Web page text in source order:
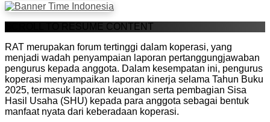
SCROLL TO RESUME CONTENT
RAT merupakan forum tertinggi dalam koperasi, yang
menjadi wadah penyampaian laporan pertanggungjawaban
pengurus kepada anggota. Dalam kesempatan ini, pengurus
koperasi menyampaikan laporan kinerja selama Tahun Buku
2025, termasuk laporan keuangan serta pembagian Sisa
Hasil Usaha (SHU) kepada para anggota sebagai bentuk
manfaat nyata dari keberadaan koperasi.